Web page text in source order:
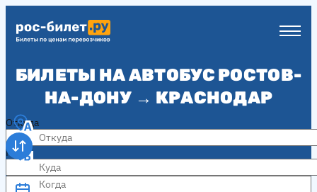
БИЛЕТЫ НА АВТОБУС РОСТОВ-
НА-ДОНУ → КРАСНОДАР
Откуда
Куда
Когда